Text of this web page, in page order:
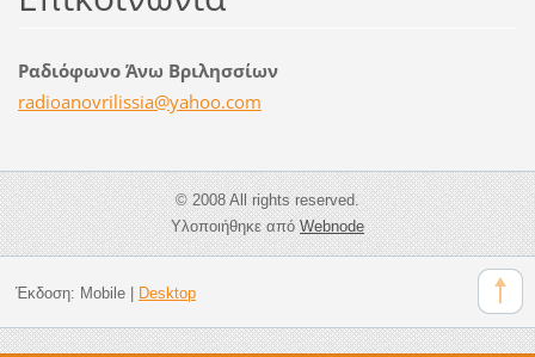
Ραδιόφωνο Άνω Βριλησσίων
radioanovrilissia@yahoo.com
© 2008 All rights reserved.
Υλοποιήθηκε απόWebnode
Έκδοση: Mobile| Desktop